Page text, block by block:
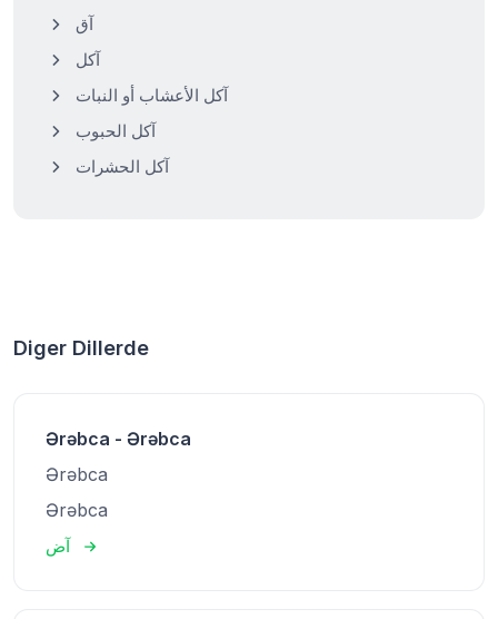
آق
آكل
آكل الأعشاب أو النبات
آكل الحبوب
آكل الحشرات
Diger Dillerde
Ərəbca - Ərəbca
Ərəbca
Ərəbca
آض